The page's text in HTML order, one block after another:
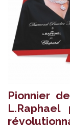
Pionnier